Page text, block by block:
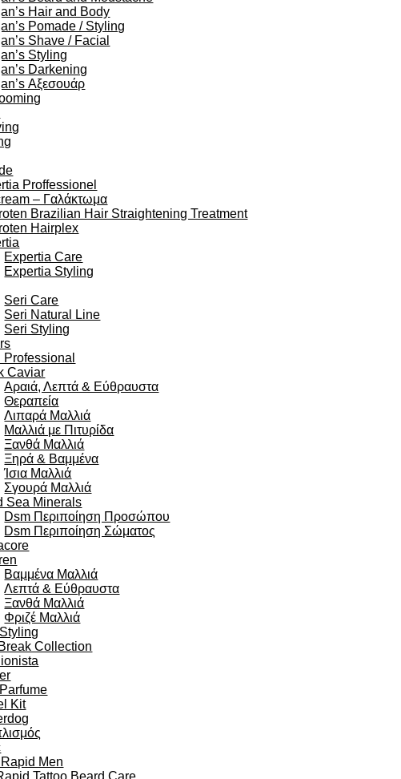
Hair and Body
Pomade / Styling
Shave / Facial
Styling
Darkening
Αξεσουάρ
Proffessionel
– Γαλάκτωμα
Brazilian Hair Straightening Treatment
Hairplex
Expertia Care
Expertia Styling
Seri Care
Seri Natural Line
Seri Styling
Caviar
Αραιά, Λεπτά & Εύθραυστα
Θεραπεία
Λιπαρά Μαλλιά
Μαλλιά με Πιτυρίδα
Ξανθά Μαλλιά
Ξηρά & Βαμμένα
Ίσια Μαλλιά
Σγουρά Μαλλιά
Sea Minerals
Dsm Περιποίηση Προσώπου
Dsm Περιποίηση Σώματος
Βαμμένα Μαλλιά
Λεπτά & Εύθραυστα
Ξανθά Μαλλιά
Φριζέ Μαλλιά
Collection
Kit
Men